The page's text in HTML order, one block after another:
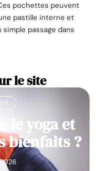
pochettes peuvent
pastille interne et
passage dans
le site
le yoga et
bienfaits ?